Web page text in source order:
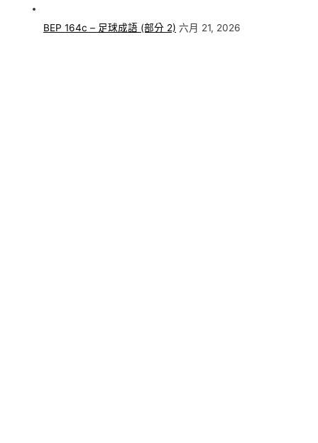
BEP 164c – 足球成語 (部分 2) 六月 21, 2026